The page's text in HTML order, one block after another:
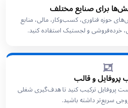
برای صنایع مختلف
حوزه فناوری، کسب‌وکار، مالی، منابع
خرده‌فروشی و لجستیک استفاده کنید.
پروفایل و قالب
پروفایل ترکیب کنید تا هدف‌گیری شغلی
سریع‌تر داشته باشید.